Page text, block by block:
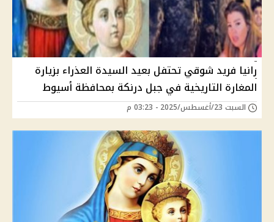
رانيا فريد شوقي تحتفل بعيد السيدة العذراء بزيارة
المغارة التاريخية في جبل درنكة بمحافظة أسيوط
السبت 23/أغسطس/2025 - 03:23 م